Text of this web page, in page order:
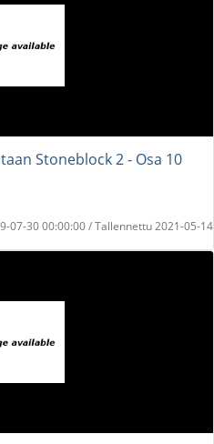
Stoneblock 2 - Osa 10
07-30 00:00:00 / Tallennettu 2021-05-14